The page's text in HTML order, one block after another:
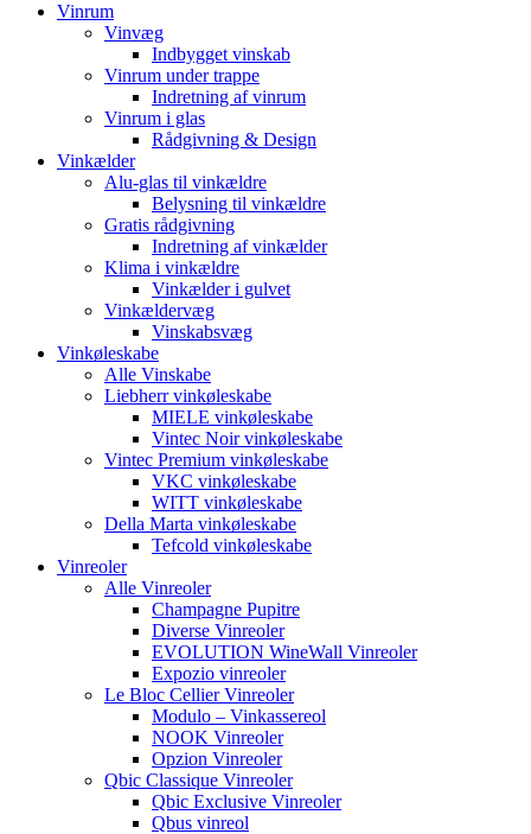
Vinrum
Vinvæg
Indbygget vinskab
Vinrum under trappe
Indretning af vinrum
Vinrum i glas
Rådgivning & Design
Vinkælder
Alu-glas til vinkældre
Belysning til vinkældre
Gratis rådgivning
Indretning af vinkælder
Klima i vinkældre
Vinkælder i gulvet
Vinkældervæg
Vinskabsvæg
Vinkøleskabe
Alle Vinskabe
Liebherr vinkøleskabe
MIELE vinkøleskabe
Vintec Noir vinkøleskabe
Vintec Premium vinkøleskabe
VKC vinkøleskabe
WITT vinkøleskabe
Della Marta vinkøleskabe
Tefcold vinkøleskabe
Vinreoler
Alle Vinreoler
Champagne Pupitre
Diverse Vinreoler
EVOLUTION WineWall Vinreoler
Expozio vinreoler
Le Bloc Cellier Vinreoler
Modulo – Vinkassereol
NOOK Vinreoler
Opzion Vinreoler
Qbic Classique Vinreoler
Qbic Exclusive Vinreoler
Qbus vinreol